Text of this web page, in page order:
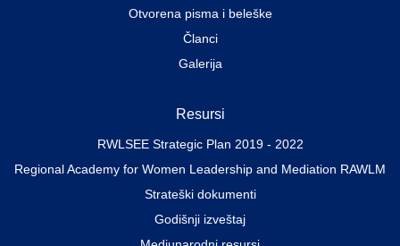
Otvorena pisma i beleške
Članci
Galerija
Resursi
RWLSEE Strategic Plan 2019 - 2022
Regional Academy for Women Leadership and Mediation RAWLM
Strateški dokumenti
Godišnji izveštaj